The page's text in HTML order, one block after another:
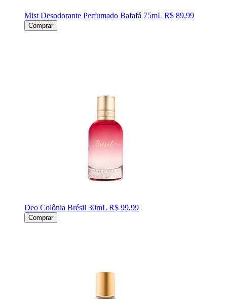
Mist Desodorante Perfumado Bafafá 75mL R$ 89,99
Comprar
Deo Colônia Brésil 30mL R$ 99,99
Comprar